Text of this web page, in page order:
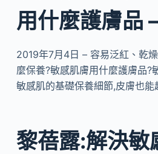
用什麼護膚品
2019年7月4日 – 容易泛紅、乾
麼保養?敏感肌膚用什麼護膚品?
敏感肌的基礎保養細節,皮膚也能
黎蓓露:解決敏